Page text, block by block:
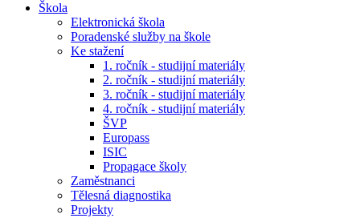
Škola
Elektronická škola
Poradenské služby na škole
Ke stažení
1. ročník - studijní materiály
2. ročník - studijní materiály
3. ročník - studijní materiály
4. ročník - studijní materiály
ŠVP
Europass
ISIC
Propagace školy
Zaměstnanci
Tělesná diagnostika
Projekty